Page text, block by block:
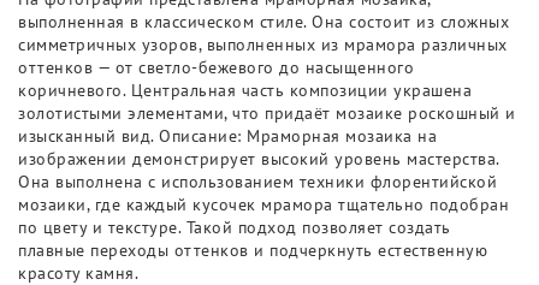
выполненная в классическом стиле. Она состоит из сложных
симметричных узоров, выполненных из мрамора различных
оттенков — от светло-бежевого до насыщенного
коричневого. Центральная часть композиции украшена
золотистыми элементами, что придаёт мозаике роскошный и
изысканный вид. Описание: Мраморная мозаика на
изображении демонстрирует высокий уровень мастерства.
Она выполнена с использованием техники флорентийской
мозаики, где каждый кусочек мрамора тщательно подобран
по цвету и текстуре. Такой подход позволяет создать
плавные переходы оттенков и подчеркнуть естественную
красоту камня.